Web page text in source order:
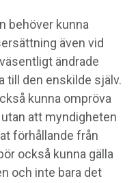
behöver kunna
även vid
ändrade
till den enskilde själv.
kunna ompröva
att myndigheten
förhållande från
också kunna gälla
och inte bara det